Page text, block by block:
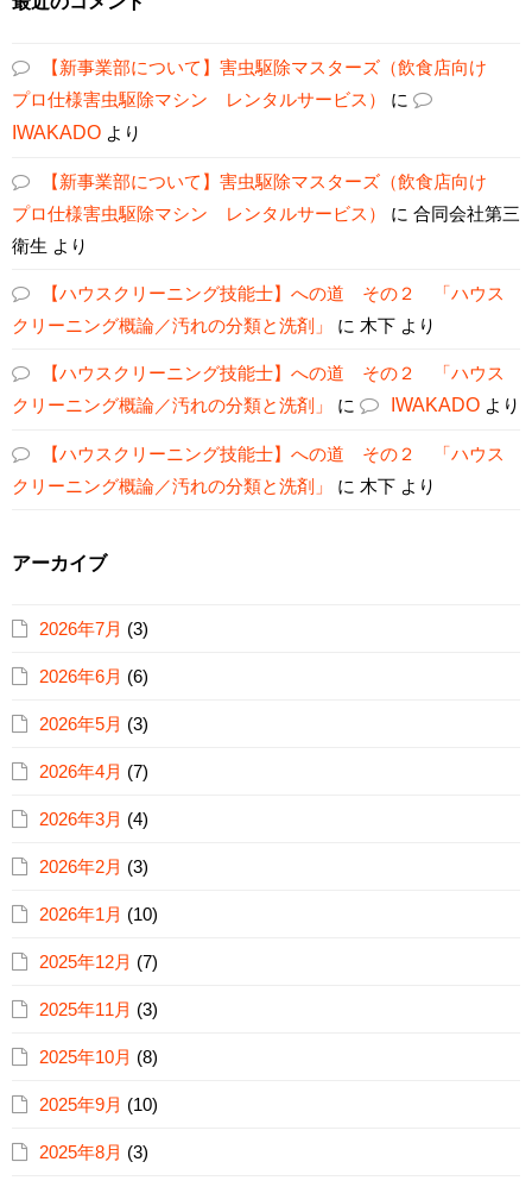
【新事業部について】害虫駆除マスターズ（飲食店向け
プロ仕様害虫駆除マシン レンタルサービス）
に
IWAKADO より
【新事業部について】害虫駆除マスターズ（飲食店向け
プロ仕様害虫駆除マシン レンタルサービス）
に 合同会社第三
衛生 より
【ハウスクリーニング技能士】への道 その２ 「ハウス
クリーニング概論／汚れの分類と洗剤」
に 木下 より
【ハウスクリーニング技能士】への道 その２ 「ハウス
クリーニング概論／汚れの分類と洗剤」
に IWAKADO より
【ハウスクリーニング技能士】への道 その２ 「ハウス
クリーニング概論／汚れの分類と洗剤」
に 木下 より
アーカイブ
2026年7月 (3)
2026年6月 (6)
2026年5月 (3)
2026年4月 (7)
2026年3月 (4)
2026年2月 (3)
2026年1月 (10)
2025年12月 (7)
2025年11月 (3)
2025年10月 (8)
2025年9月 (10)
2025年8月 (3)